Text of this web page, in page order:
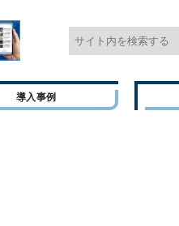
導入事例